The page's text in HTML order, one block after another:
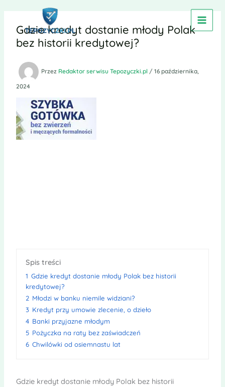
treściGdzie kredyt dostanie młody Polak
bez historii kredytowej?
Przez Redaktor serwisu Tepozyczki.pl / 16 października,
2024
Spis treści
1 Gdzie kredyt dostanie młody Polak bez historii
kredytowej?
2 Młodzi w banku niemile widziani?
3 Kredyt przy umowie zlecenie, o dzieło
4 Banki przyjazne młodym
5 Pożyczka na raty bez zaświadczeń
6 Chwilówki od osiemnastu lat
Gdzie kredyt dostanie młody Polak bez historii